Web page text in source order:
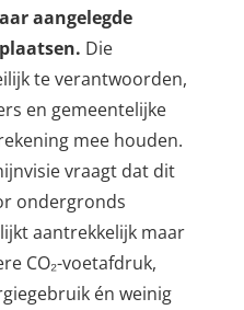
aangelegde
Die
te verantwoorden,
en gemeentelijke
mee houden.
vraagt dat dit
ondergronds
aantrekkelijk maar
CO₂-voetafdruk,
én weinig